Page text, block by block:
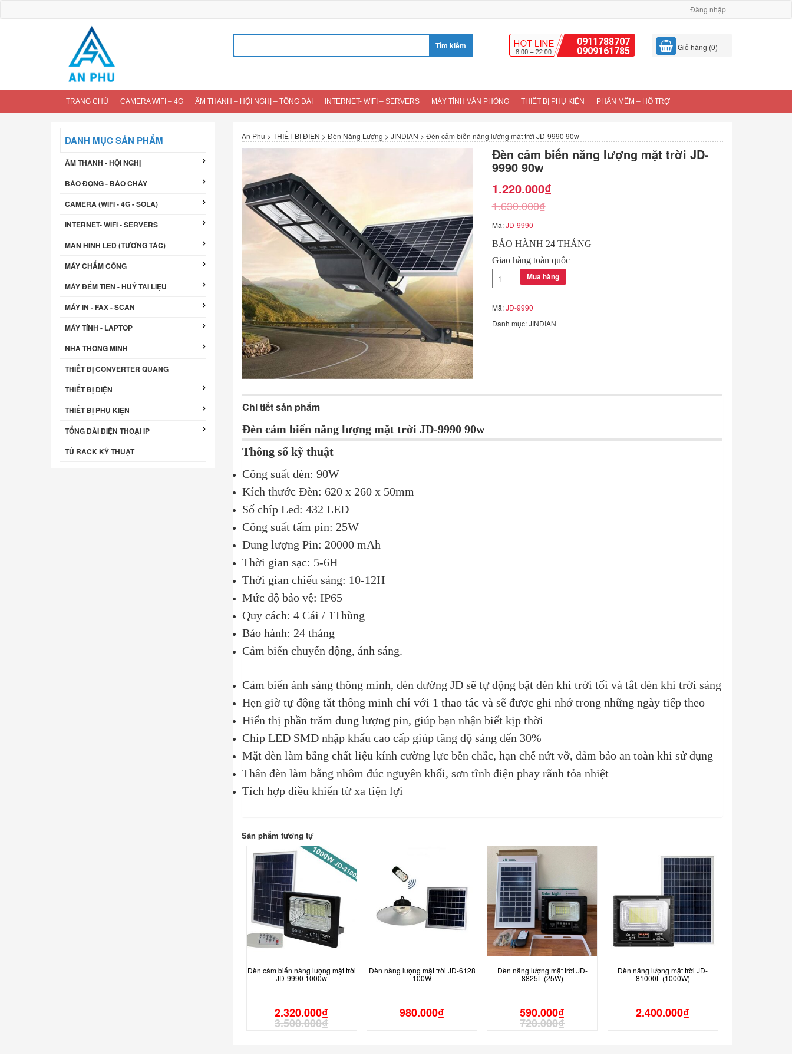
Đăng nhập
0911788707
0909161785
Giỏ hàng (0)
TRANG CHỦ CAMERA WIFI – 4G ÂM THANH – HỘI NGHỊ – TỔNG ĐÀI INTERNET- WIFI – SERVERS MÁY TÍNH VĂN PHÒNG THIẾT BỊ PHỤ KIỆN PHÂN MỀM – HÔ TRỢ
DANH MỤC SẢN PHẨM
ÂM THANH - HỘI NGHỊ
BÁO ĐỘNG - BÁO CHÁY
CAMERA (WIFI - 4G - SOLA)
INTERNET- WIFI - SERVERS
MÀN HÌNH LED (TƯƠNG TÁC)
MÁY CHẤM CÔNG
MÁY ĐẾM TIỀN - HUỶ TÀI LIỆU
MÁY IN - FAX - SCAN
MÁY TÍNH - LAPTOP
NHÀ THÔNG MINH
THIẾT BỊ CONVERTER QUANG
THIẾT BỊ ĐIỆN
THIẾT BỊ PHỤ KIỆN
TỔNG ĐÀI ĐIỆN THOẠI IP
TỦ RACK KỸ THUẬT
An Phu > THIẾT BỊ ĐIỆN > Đèn Năng Lượng > JINDIAN > Đèn cảm biến năng lượng mặt trời JD-9990 90w
Đèn cảm biến năng lượng mặt trời JD-
9990 90w
1.220.000₫
1.630.000₫
Mã:JD-9990
BẢO HÀNH 24 THÁNG
Giao hàng toàn quốc
Đèn
cảm
năng
mặt
Mua hàng
Mã:JD-9990
Danh mục:JINDIAN
Chi tiết sản phẩm
Đèn cảm biến năng lượng mặt trời JD-9990 90w
Thông số kỹ thuật
Công suất đèn: 90W
Kích thước Đèn: 620 x 260 x 50mm
Số chíp Led: 432 LED
Công suất tấm pin: 25W
Dung lượng Pin: 20000 mAh
Thời gian sạc: 5-6H
Thời gian chiếu sáng: 10-12H
Mức độ bảo vệ: IP65
Quy cách: 4 Cái / 1Thùng
Bảo hành: 24 tháng
Cảm biến chuyển động, ánh sáng.
Cảm biến ánh sáng thông minh, đèn đường JD sẽ tự động bật đèn khi trời tối và tắt đèn khi trời sáng
Hẹn giờ tự động tắt thông minh chỉ với 1 thao tác và sẽ được ghi nhớ trong những ngày tiếp theo
Hiển thị phần trăm dung lượng pin, giúp bạn nhận biết kịp thời
Chip LED SMD nhập khẩu cao cấp giúp tăng độ sáng đến 30%
Mặt đèn làm bằng chất liệu kính cường lực bền chắc, hạn chế nứt vỡ, đảm bảo an toàn khi sử dụng
Thân đèn làm bằng nhôm đúc nguyên khối, sơn tĩnh điện phay rãnh tỏa nhiệt
Tích hợp điều khiển từ xa tiện lợi
Sản phẩm tương tự
Đèn cảm biến năng lượng mặt trời
JD-9990 1000w
2.320.000₫
3.500.000₫
Đèn năng lượng mặt trời JD-6128
100W
980.000₫
Đèn năng lượng mặt trời JD-
8825L (25W)
590.000₫
720.000₫
Đèn năng lượng mặt trời JD-
81000L (1000W)
2.400.000₫